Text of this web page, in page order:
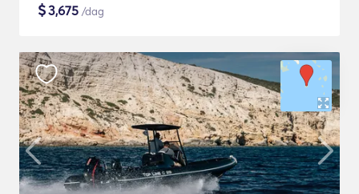
$3,675 /dag